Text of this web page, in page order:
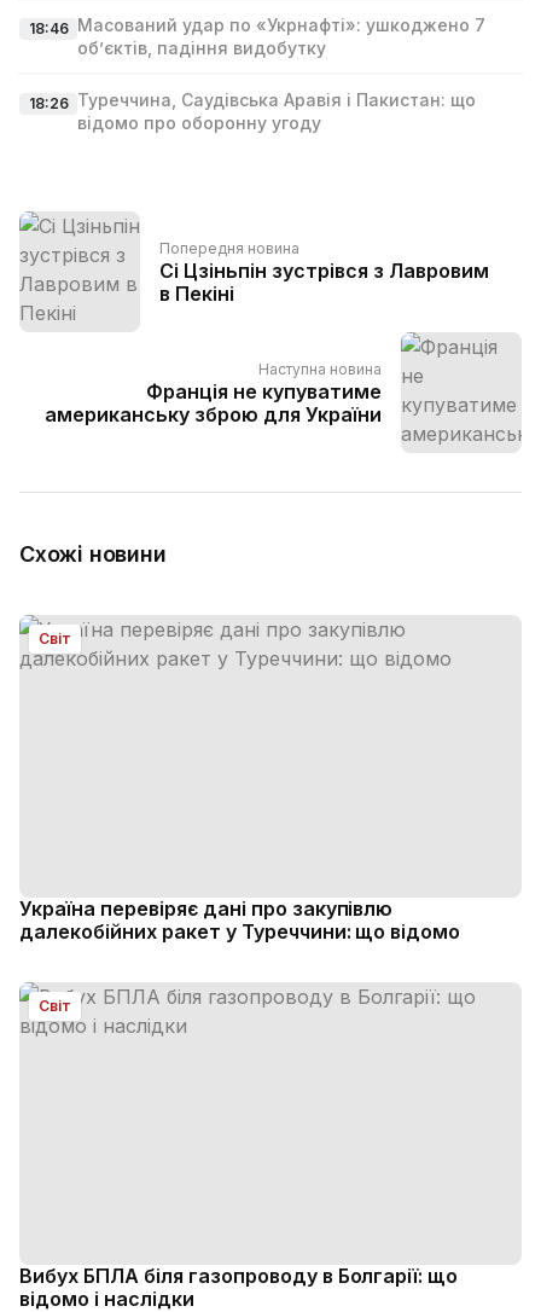
18:46 Масований удар по «Укрнафті»: ушкоджено 7
об’єктів, падіння видобутку
18:26 Туреччина, Саудівська Аравія і Пакистан: що
відомо про оборонну угоду
Попередня новина
Сі Цзіньпін зустрівся з Лавровим
в Пекіні
Наступна новина
Франція не купуватиме
американську зброю для України
Схожі новини
Світ
Україна перевіряє дані про закупівлю
далекобійних ракет у Туреччини: що відомо
Світ
Вибух БПЛА біля газопроводу в Болгарії: що
відомо і наслідки